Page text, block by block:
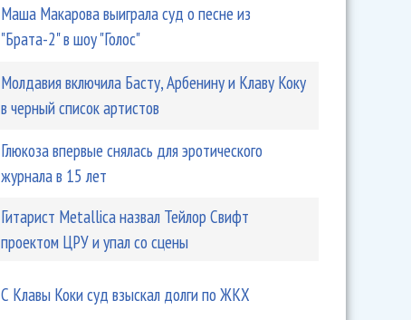
Маша Макарова выиграла суд о песне из
"Брата-2" в шоу "Голос"
Молдавия включила Басту, Арбенину и Клаву Коку
в черный список артистов
Глюкоза впервые снялась для эротического
журнала в 15 лет
Гитарист Metallica назвал Тейлор Свифт
проектом ЦРУ и упал со сцены
С Клавы Коки суд взыскал долги по ЖКХ